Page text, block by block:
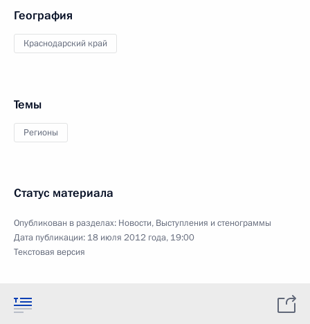
География
Краснодарский край
Темы
Регионы
Статус материала
Опубликован в разделах: Новости, Выступления и стенограммы
Дата публикации: 18 июля 2012 года, 19:00
Текстовая версия